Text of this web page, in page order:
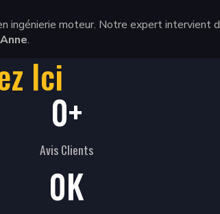
ingénierie moteur. Notre expert intervient
.
Ici
0+
Avis Clients
0K